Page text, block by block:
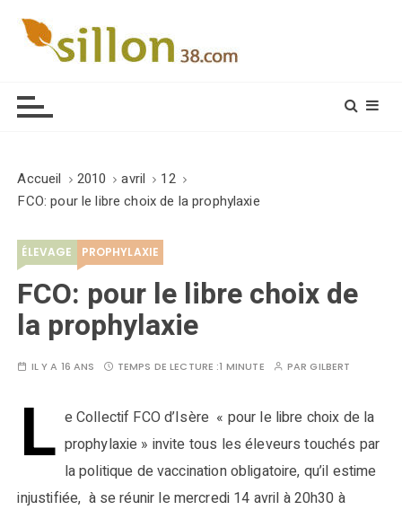
Accueil 2010 avril
12
FCO: pour le libre choix de la prophylaxie
ÉLEVAGE PROPHYLAXIE
FCO: pour le libre choix de
la prophylaxie
IL Y A 16 ANS TEMPS DE LECTURE :1 MINUTE PARGILBERT
L e Collectif FCO d’Isère « pour le libre choix de la
prophylaxie » invite tous les éleveurs touchés par
la politique de vaccination obligatoire, qu’il estime
injustifiée, à se réunir le mercredi 14 avril à 20h30 à